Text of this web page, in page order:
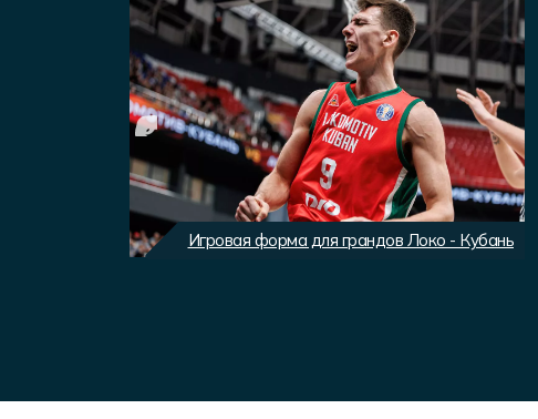
Игровая форма для грандов Локо - Кубань